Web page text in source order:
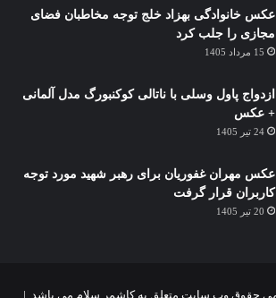
عکس خانوادگی بهزاد خلج توجه مخاطبان فضای
مجازی را جلب کرد
15 مرداد 1405
ازدواج پاول وسلی با ناتالی کوکنبورگ مدل آلمانی
+ عکس
24 تیر 1405
عکس مهران غفوریان برای رهبر شهید مورد توجه
کاربران قرار گرفت
20 تیر 1405